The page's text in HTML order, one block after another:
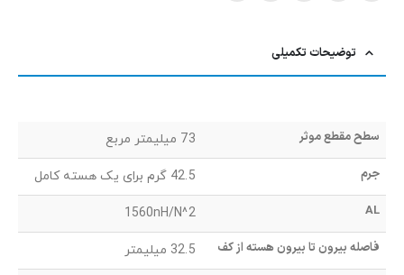
توضیحات تکمیلی
سطح مقطع موثر 73 میلیمتر مربع
جرم 42.5 گرم برای یک هسته کامل
AL
1560nH/N^2
فاصله بیرون تا بیرون هسته از کف 32.5 میلیمتر